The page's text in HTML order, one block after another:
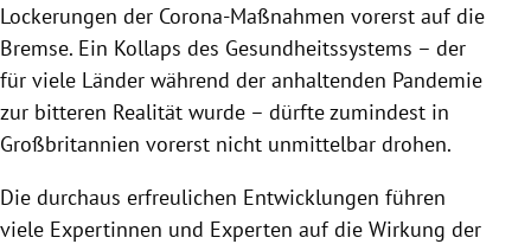
Lockerungen der Corona-Maßnahmen vorerst auf die
Bremse. Ein Kollaps des Gesundheitssystems – der
für viele Länder während der anhaltenden Pandemie
zur bitteren Realität wurde – dürfte zumindest in
Großbritannien vorerst nicht unmittelbar drohen.
Die durchaus erfreulichen Entwicklungen führen
viele Expertinnen und Experten auf die Wirkung der